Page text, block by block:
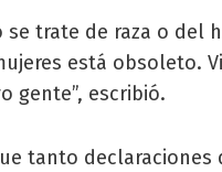
se trate de raza o del
está obsoleto.
gente”, escribió.
tanto declaraciones